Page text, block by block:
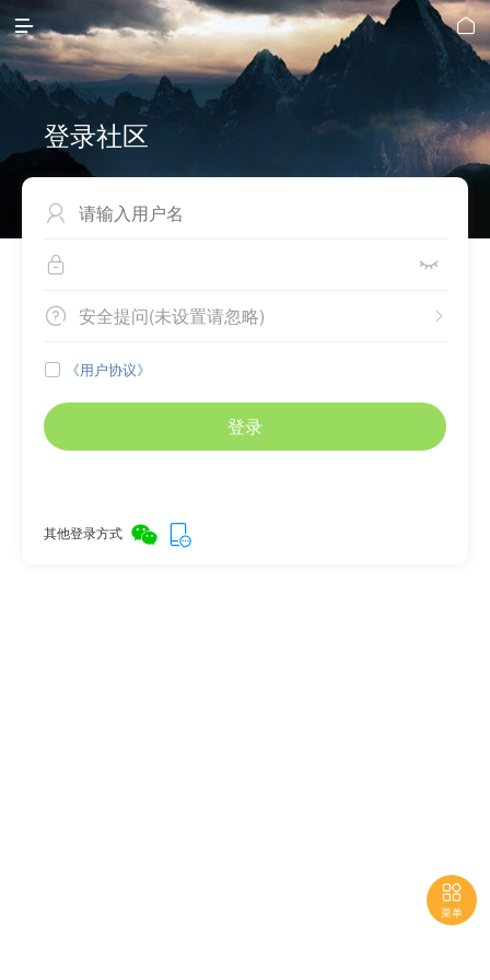
 
登录社区

 
 
安全提问(未设置请忽略)
 《用户协议》
登录
其他登录方式

菜单